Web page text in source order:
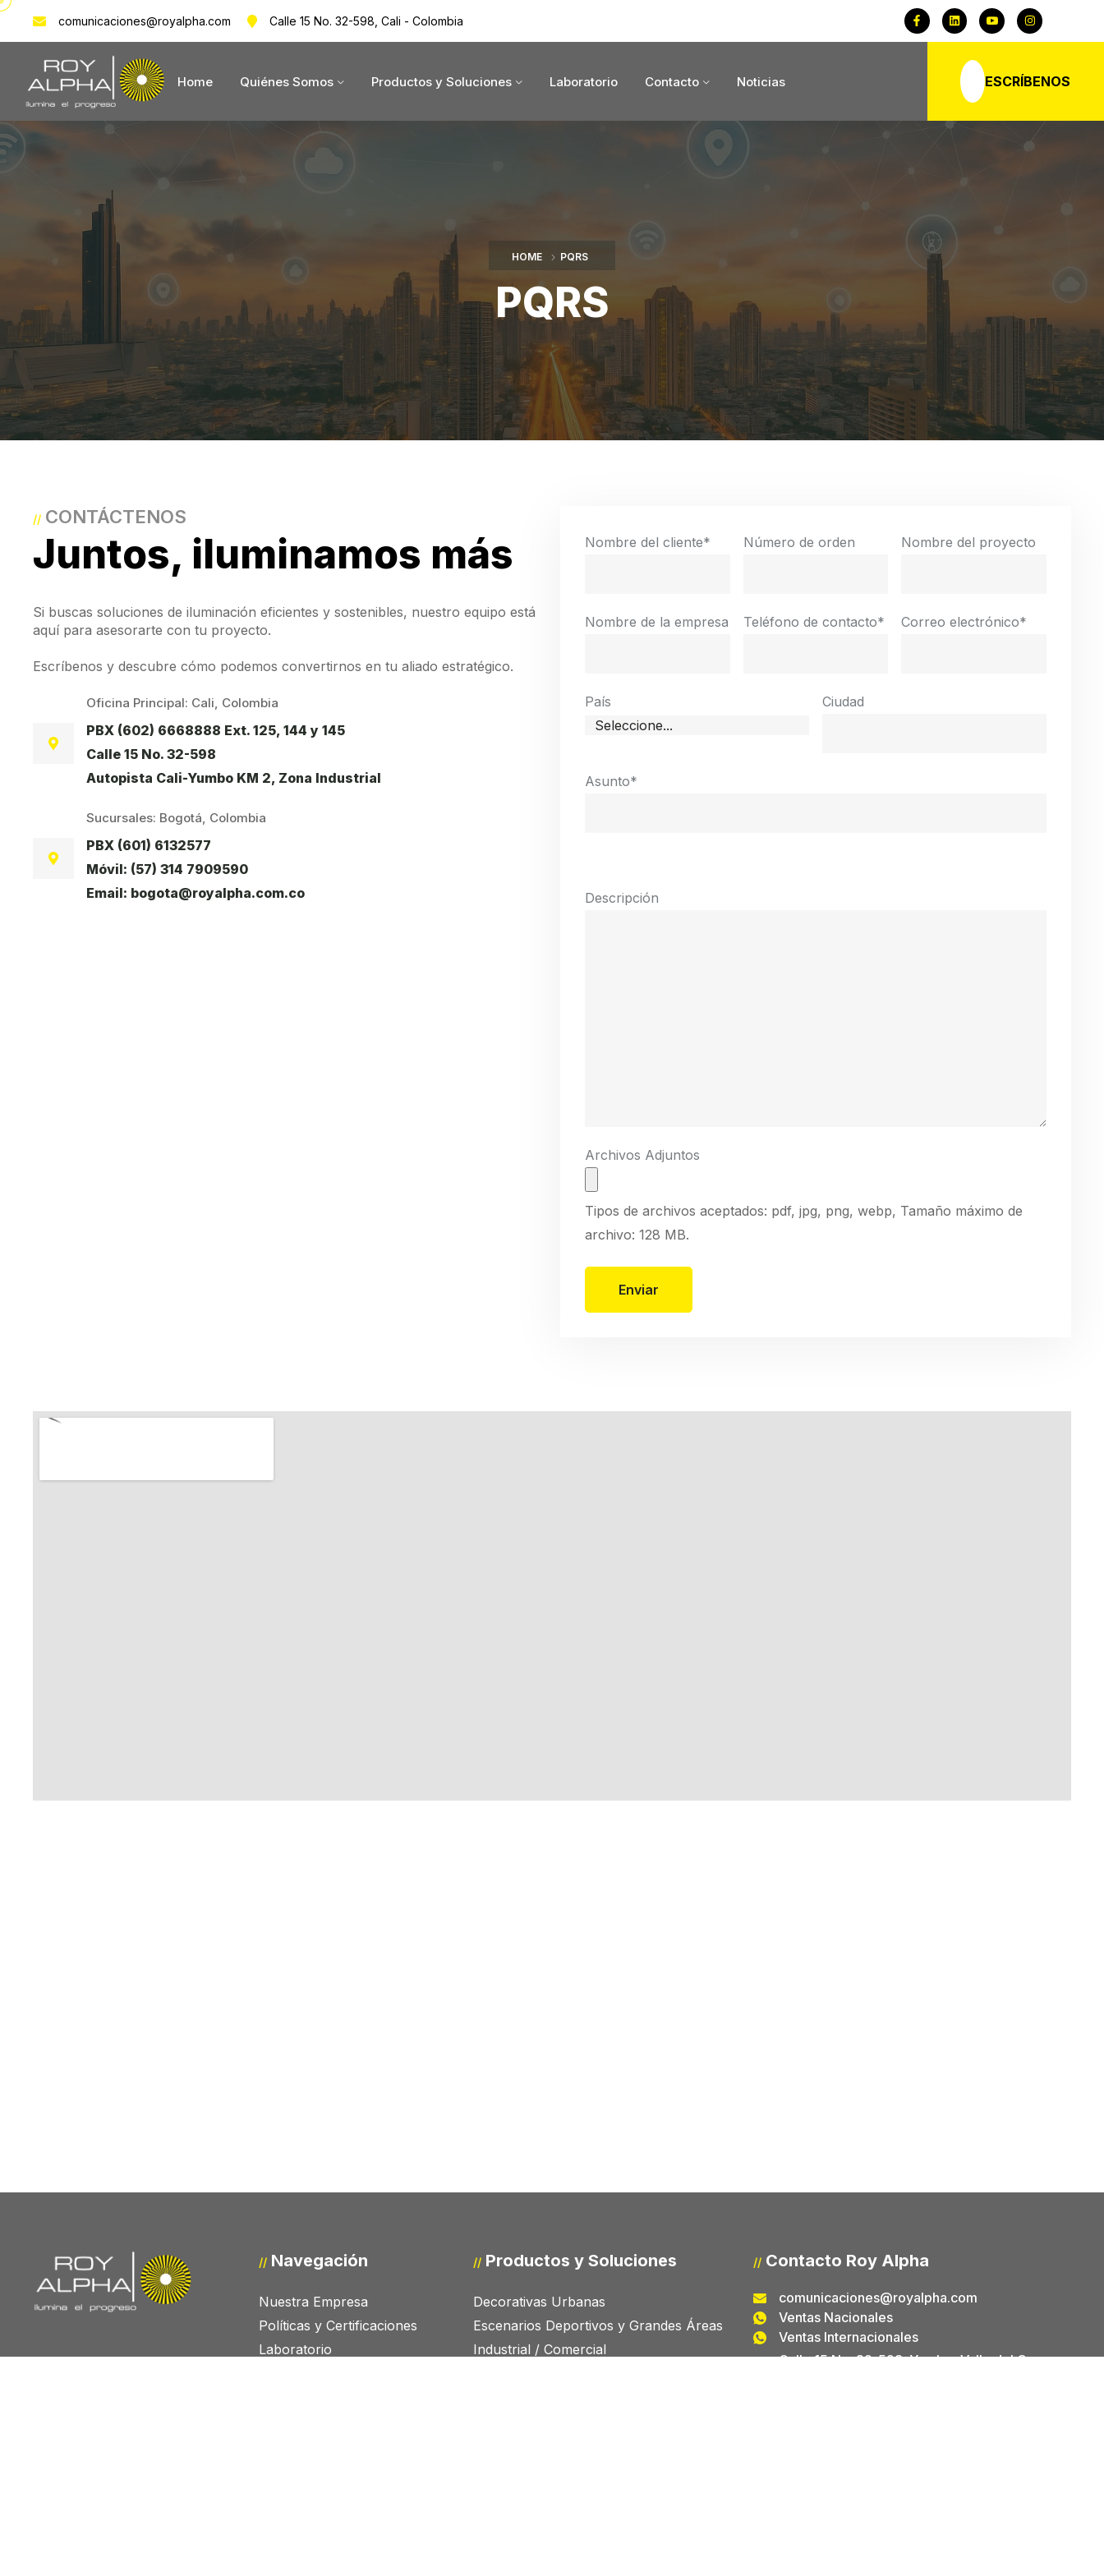
comunicaciones@royalpha.com Calle 15 No. 32-598, Cali - Colombia
Home Quiénes Somos Productos y Soluciones Laboratorio Contacto Noticias ESCRÍBENOS
HOME PQRS
PQRS
// CONTÁCTENOS
Juntos, iluminamos más
Si buscas soluciones de iluminación eficientes y sostenibles, nuestro equipo está
aquí para asesorarte con tu proyecto.
Escríbenos y descubre cómo podemos convertirnos en tu aliado estratégico.
Oficina Principal: Cali, Colombia
PBX (602) 6668888 Ext. 125, 144 y 145
Calle 15 No. 32-598
Autopista Cali-Yumbo KM 2, Zona Industrial
Sucursales: Bogotá, Colombia
PBX (601) 6132577
Móvil: (57) 314 7909590
Email: bogota@royalpha.com.co
Nombre del cliente* Número de orden Nombre del proyecto
Nombre de la empresa Teléfono de contacto* Correo electrónico*
País Ciudad
Asunto*
Descripción
Archivos Adjuntos
Tipos de archivos aceptados: pdf, jpg, png, webp, Tamaño máximo de
archivo: 128 MB.
// Navegación
Nuestra Empresa
Políticas y Certificaciones
Laboratorio
// Productos y Soluciones
Decorativas Urbanas
Escenarios Deportivos y Grandes Áreas
Industrial / Comercial
// Contacto Roy Alpha
comunicaciones@royalpha.com
Ventas Nacionales
Ventas Internacionales
Calle 15 No. 32-598. Yumbo, Valle del Cauca -